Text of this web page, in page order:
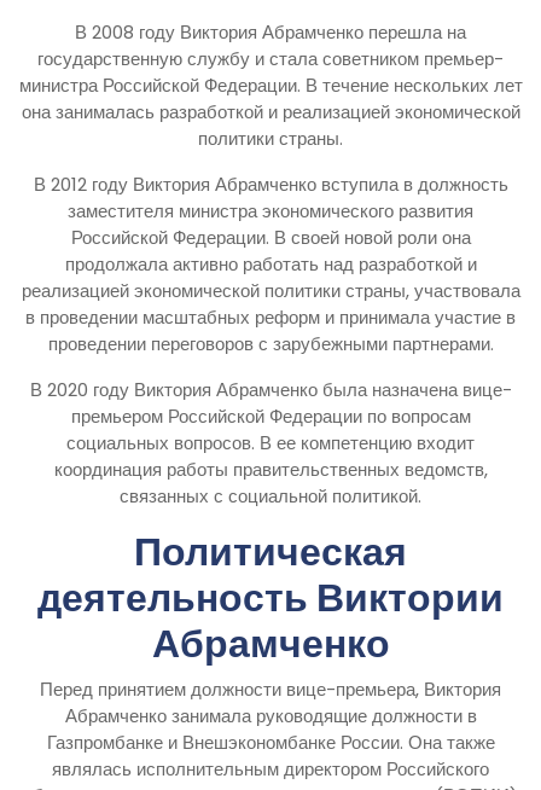
В 2008 году Виктория Абрамченко перешла на
государственную службу и стала советником премьер-
министра Российской Федерации. В течение нескольких лет
она занималась разработкой и реализацией экономической
политики страны.
В 2012 году Виктория Абрамченко вступила в должность
заместителя министра экономического развития
Российской Федерации. В своей новой роли она
продолжала активно работать над разработкой и
реализацией экономической политики страны, участвовала
в проведении масштабных реформ и принимала участие в
проведении переговоров с зарубежными партнерами.
В 2020 году Виктория Абрамченко была назначена вице-
премьером Российской Федерации по вопросам
социальных вопросов. В ее компетенцию входит
координация работы правительственных ведомств,
связанных с социальной политикой.
Политическая
деятельность Виктории
Абрамченко
Перед принятием должности вице-премьера, Виктория
Абрамченко занимала руководящие должности в
Газпромбанке и Внешэкономбанке России. Она также
являлась исполнительным директором Российского